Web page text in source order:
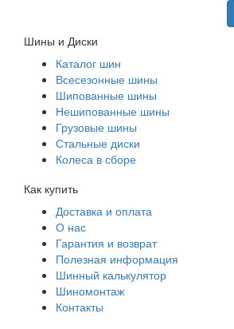
Шины и Диски
Каталог шин
Всесезонные шины
Шипованные шины
Нешипованные шины
Грузовые шины
Стальные диски
Колеса в сборе
Как купить
Доставка и оплата
О нас
Гарантия и возврат
Полезная информация
Шинный калькулятор
Шиномонтаж
Контакты